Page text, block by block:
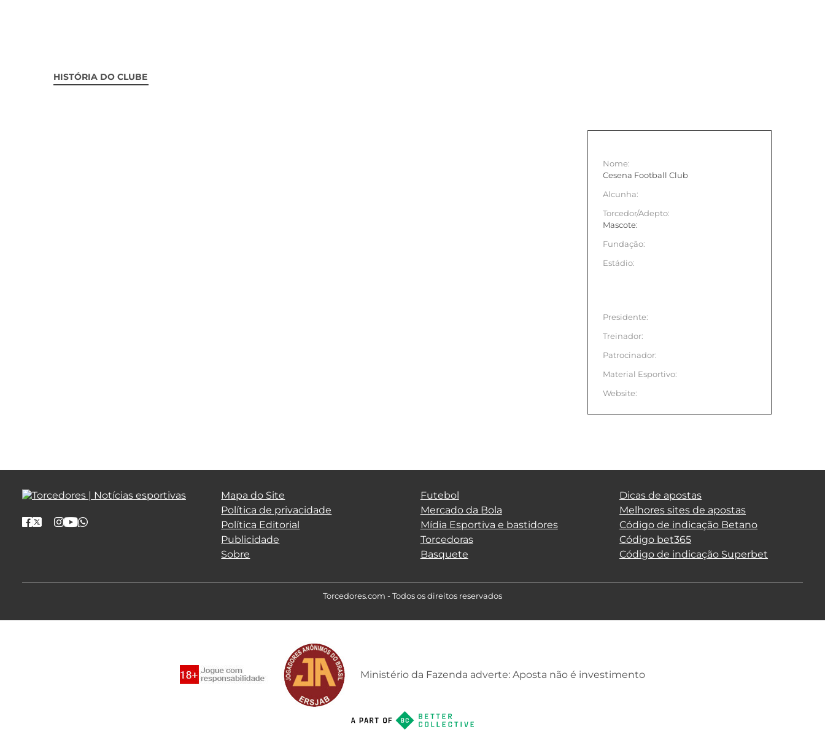
HISTÓRIA DO CLUBE
Nome:
Cesena Football Club
Alcunha:
Torcedor/Adepto:
Mascote:
Fundação:
Estádio:
Presidente:
Treinador:
Patrocinador:
Material Esportivo:
Website:
Mapa do Site
Política de privacidade
Política Editorial
Publicidade
Sobre
Futebol
Mercado da Bola
Mídia Esportiva e bastidores
Torcedoras
Basquete
Dicas de apostas
Melhores sites de apostas
Código de indicação Betano
Código bet365
Código de indicação Superbet
Torcedores.com - Todos os direitos reservados
Ministério da Fazenda adverte: Aposta não é investimento